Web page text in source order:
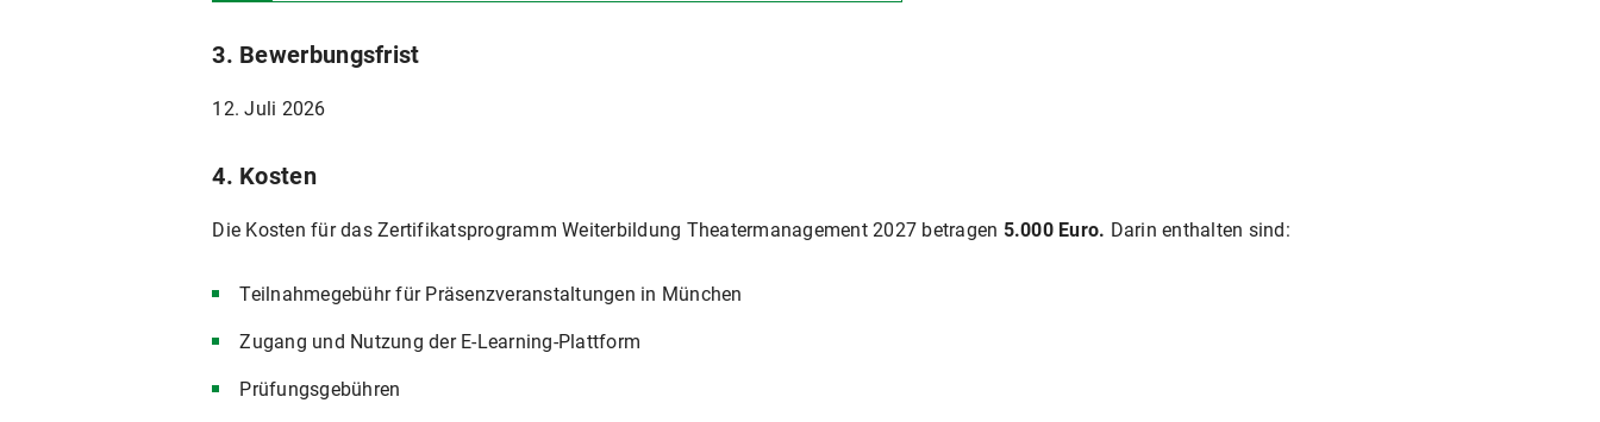
3. Bewerbungsfrist
12. Juli 2026
4. Kosten
Die Kosten für das Zertifikatsprogramm Weiterbildung Theatermanagement 2027 betragen 5.000 Euro. Darin enthalten sind:
Teilnahmegebühr für Präsenzveranstaltungen in München
Zugang und Nutzung der E-Learning-Plattform
Prüfungsgebühren